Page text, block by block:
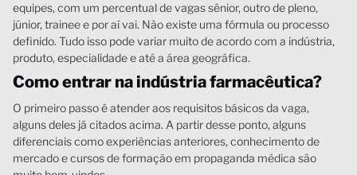
equipes, com um percentual de vagas sênior, outro de pleno,
júnior, trainee e por aí vai. Não existe uma fórmula ou processo
definido. Tudo isso pode variar muito de acordo com a indústria,
produto, especialidade e até a área geográfica.
Como entrar na indústria farmacêutica?
O primeiro passo é atender aos requisitos básicos da vaga,
alguns deles já citados acima. A partir desse ponto, alguns
diferenciais como experiências anteriores, conhecimento de
mercado e cursos de formação em propaganda médica são